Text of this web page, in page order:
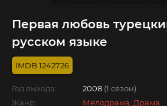
Первая любовь
русском языке
1242726
Год выхода: 2008 (1 сезон)
Жанр:
Мелодрама, Драма